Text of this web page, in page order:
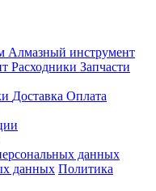
Алмазный инструмент
Расходники Запчасти
Доставка Оплата
данных
данных Политика